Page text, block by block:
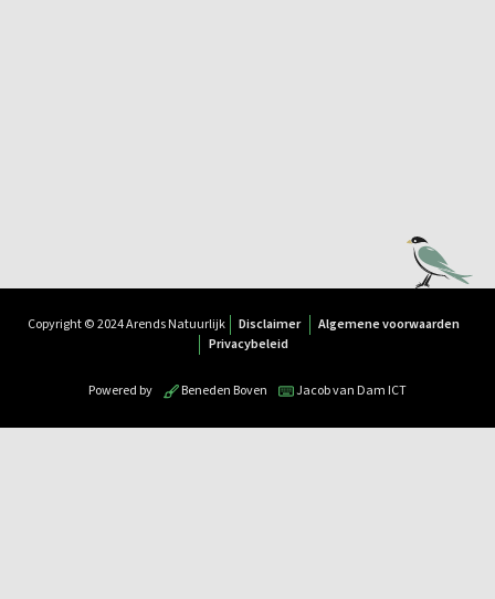
Copyright © 2024 Arends Natuurlijk Disclaimer
Algemene voorwaarden
Privacybeleid
Powered by Beneden Boven Jacob van Dam ICT